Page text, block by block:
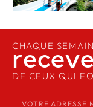
CHAQUE
DE CEUX QUI